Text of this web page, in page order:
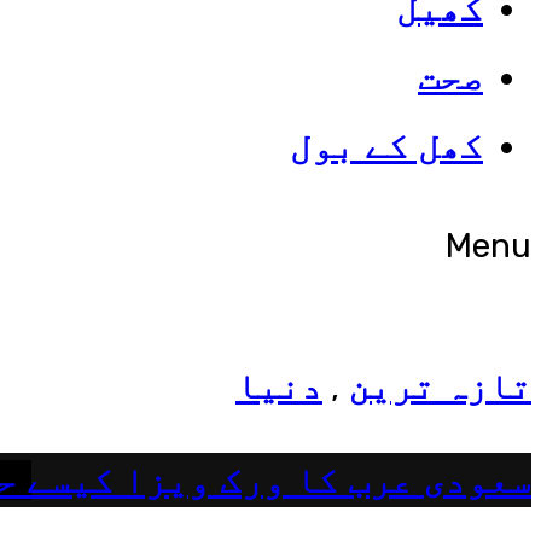
صحت
کھل کے بول
Menu
شوبز
ہانیہ عامر کی بہن ایشا
تازہ ترین , دنیا
سعودی عرب کا ورک ویزا کیسے